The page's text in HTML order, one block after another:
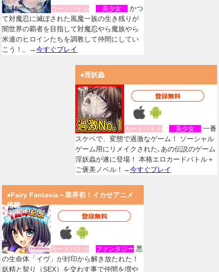
カードバトル 美少女
かつ
て対魔忍に滅ぼされた風魔一族の生き残りが
闇世界の覇者を目指して対魔忍やら魔族やら
米連のヒロインたちを調教して仲間にしてい
こう！。→今すぐプレイ
●淫妖蟲
カードバトル 美少女
一番
スケベで、変態で過激なゲーム！ ソーシャル
ゲーム用にリメイクされた､あの伝説のゲーム
淫妖蟲が遂に登場！ 本格エロカードバトル＋
ご褒美ノベル！→今すぐプレイ
●Fairy Fantasia～業界初！イカせアニメ
搭載
カードバトル ファンタジー 悪
の生命体「イヴ」が封印から解き放たれた！
妖精と契り（SEX）を交わす事で仲間を増や